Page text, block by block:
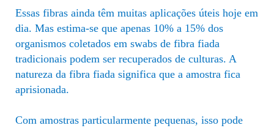
Essas fibras ainda têm muitas aplicações úteis hoje em
dia. Mas estima-se que apenas 10% a 15% dos
organismos coletados em swabs de fibra fiada
tradicionais podem ser recuperados de culturas. A
natureza da fibra fiada significa que a amostra fica
aprisionada.
Com amostras particularmente pequenas, isso pode